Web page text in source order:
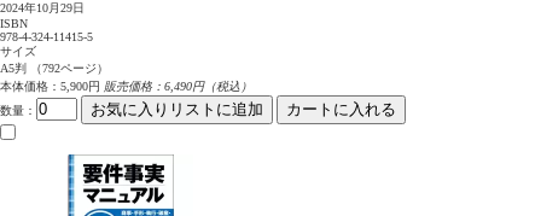
2024年10月29日
ISBN
978-4-324-11415-5
サイズ
A5判 （792ページ）
本体価格：5,900円 販売価格：6,490円（税込）
数量 ： お気に入りリストに追加 カートに入れる